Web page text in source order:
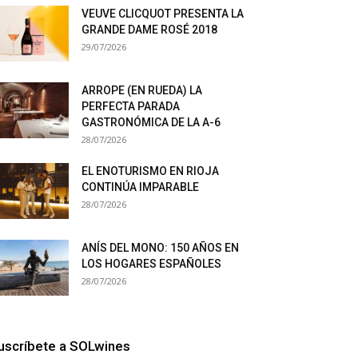
VEUVE CLICQUOT PRESENTA LA
GRANDE DAME ROSÉ 2018
29/07/2026
ARROPE (EN RUEDA) LA
PERFECTA PARADA
GASTRONÓMICA DE LA A-6
28/07/2026
EL ENOTURISMO EN RIOJA
CONTINÚA IMPARABLE
28/07/2026
ANÍS DEL MONO: 150 AÑOS EN
LOS HOGARES ESPAÑOLES
28/07/2026
a SOLwines